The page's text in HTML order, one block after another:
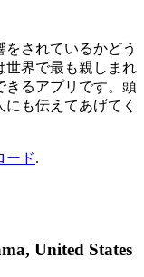
されているかどう
世界で最も親しまれ
きるアプリです。頭
も伝えてあげてく
ード.
United States